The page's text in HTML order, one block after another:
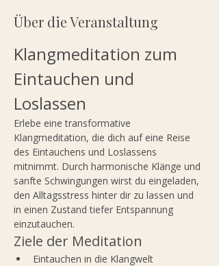
Über die Veranstaltung
Klangmeditation zum
Eintauchen und
Loslassen
Erlebe eine transformative
Klangmeditation, die dich auf eine Reise
des Eintauchens und Loslassens
mitnimmt. Durch harmonische Klänge und
sanfte Schwingungen wirst du eingeladen,
den Alltagsstress hinter dir zu lassen und
in einen Zustand tiefer Entspannung
einzutauchen.
Ziele der Meditation
Eintauchen in die Klangwelt